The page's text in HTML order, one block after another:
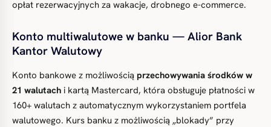
opłat rezerwacyjnych za wakacje, drobnego e-commerce.
Konto multiwalutowe w banku — Alior Bank
Kantor Walutowy
Konto bankowe z możliwością przechowywania środków w
21 walutach i kartą Mastercard, która obsługuje płatności w
160+ walutach z automatycznym wykorzystaniem portfela
walutowego. Kurs banku z możliwością „blokady” przy